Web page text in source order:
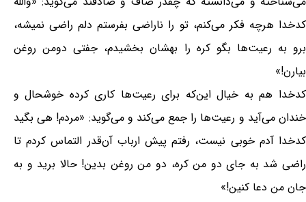
کدخدا هرچه فکر می‌کنم، تو را ناراضی بفرستم دلم راضی نمیشه،
برو به رعیت‌‌ها بگو کره را بهشان بخشیدم، جفتی دومن روغن
بیارن!»
کدخدا هم به خیال این‌که برای رعیت‌‌ها کاری کرده خوشحال و
خندان می‌آید و رعیت‌‌ها را جمع می‌کند و می‌گوید: «مردم! هی بگید
کدخدا آدم خوبی نیست، رفتم پیش ارباب آن‌قدر التماس کردم تا
راضی شد به جای دو من کره، دو من روغن بدین! حالا برید و به
جان من دعا کنین!»